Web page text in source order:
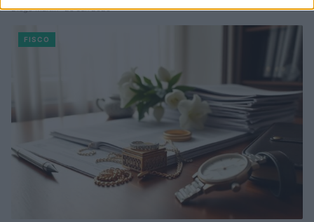
Diego Martín · 28 Jun 2026
FISCO